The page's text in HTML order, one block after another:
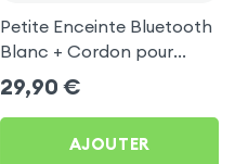
Petite Enceinte Bluetooth
Blanc + Cordon pour
Oppo Find X
29,90 €
AJOUTER